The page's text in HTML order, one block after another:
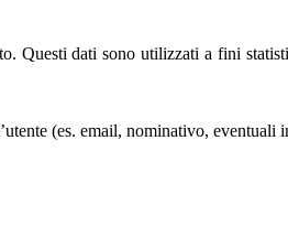
Questi dati sono utilizzati a fini
(es. email, nominativo, eventuali